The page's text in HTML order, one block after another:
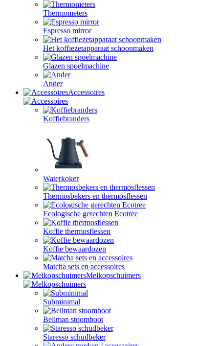
Thermometers
Espresso mirror
Het koffiezetapparaat schoonmaken
Glazen spoelmachine
Ander
Accessoires
Koffiebranders
Waterkoker
Thermosbekers en thermosflessen
Ecologische gerechten Ecotree
Koffie thermosflessen
Koffie bewaardozen
Matcha sets en accessoires
Melkopschuimers
Subminimal
Bellman stoomboot
Staresso schudbeker